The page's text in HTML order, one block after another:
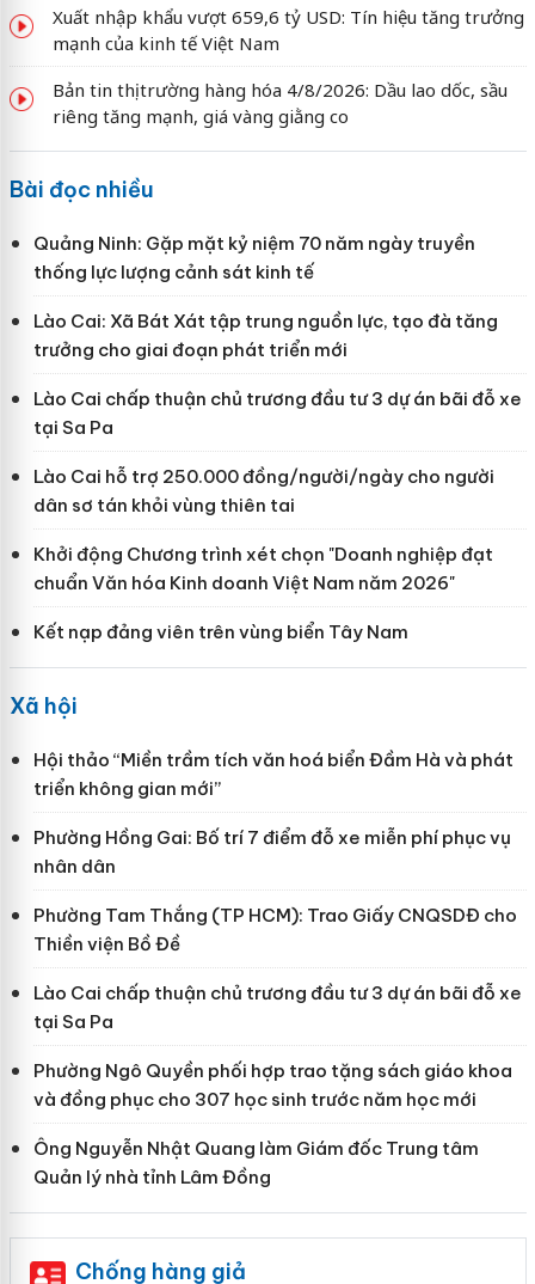
Xuất nhập khẩu vượt 659,6 tỷ USD: Tín hiệu tăng trưởng
mạnh của kinh tế Việt Nam
Bản tin thị trường hàng hóa 4/8/2026: Dầu lao dốc, sầu
riêng tăng mạnh, giá vàng giằng co
Bài đọc nhiều
Quảng Ninh: Gặp mặt kỷ niệm 70 năm ngày truyền
thống lực lượng cảnh sát kinh tế
Lào Cai: Xã Bát Xát tập trung nguồn lực, tạo đà tăng
trưởng cho giai đoạn phát triển mới
Lào Cai chấp thuận chủ trương đầu tư 3 dự án bãi đỗ xe
tại Sa Pa
Lào Cai hỗ trợ 250.000 đồng/người/ngày cho người
dân sơ tán khỏi vùng thiên tai
Khởi động Chương trình xét chọn "Doanh nghiệp đạt
chuẩn Văn hóa Kinh doanh Việt Nam năm 2026"
Kết nạp đảng viên trên vùng biển Tây Nam
Xã hội
Hội thảo “Miền trầm tích văn hoá biển Đầm Hà và phát
triển không gian mới”
Phường Hồng Gai: Bố trí 7 điểm đỗ xe miễn phí phục vụ
nhân dân
Phường Tam Thắng (TP HCM): Trao Giấy CNQSDĐ cho
Thiền viện Bồ Đề
Lào Cai chấp thuận chủ trương đầu tư 3 dự án bãi đỗ xe
tại Sa Pa
Phường Ngô Quyền phối hợp trao tặng sách giáo khoa
và đồng phục cho 307 học sinh trước năm học mới
Ông Nguyễn Nhật Quang làm Giám đốc Trung tâm
Quản lý nhà tỉnh Lâm Đồng
Chống hàng giả